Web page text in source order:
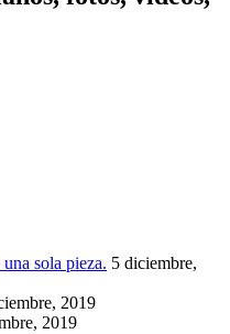
sola pieza. 5 diciembre,
2019
2019